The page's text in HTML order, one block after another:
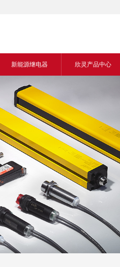
新能源继电器
新能源交流继电器
新能源直流继电器
欣灵产品中心
传感器
电气传动与控制
仪器仪表
开关
配电控制